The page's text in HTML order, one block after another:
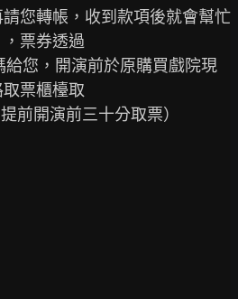
您轉帳，收到款項後就會幫忙
票券透過
給您，開演前於原購買戲院現
票櫃檯取
前開演前三十分取票）